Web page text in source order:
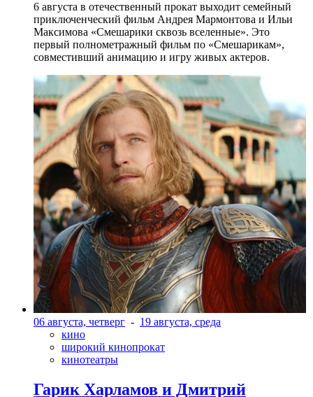
6 августа в отечественный прокат выходит семейный
приключенческий фильм Андрея Мармонтова и Ильи
Максимова «Смешарики сквозь вселенные». Это
первый полнометражный фильм по «Смешарикам»,
совместивший анимацию и игру живых актеров.
06 августа, четверг - 19 августа, среда
кино
широкий кинопрокат
кинотеатры
Гарик Харламов и Дмитрий